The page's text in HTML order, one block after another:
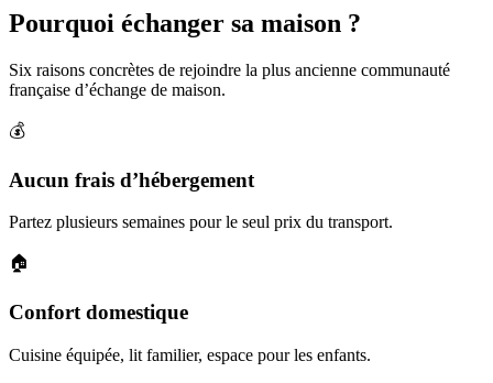
Pourquoi échanger sa maison ?
Six raisons concrètes de rejoindre la plus ancienne communauté
française d’échange de maison.
💰
Aucun frais d’hébergement
Partez plusieurs semaines pour le seul prix du transport.
🏠
Confort domestique
Cuisine équipée, lit familier, espace pour les enfants.